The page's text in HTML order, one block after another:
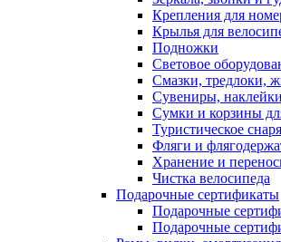
Крепления для
Крылья для
Подножки
Световое
Смазки, тредлоки,
Сувениры,
Сумки и корзины
Туристическое
Фляги и
Хранение и
Чистка велосипеда
Подарочные сертификаты
Подарочные
Подарочные